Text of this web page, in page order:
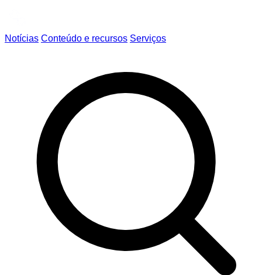
Notícias Conteúdo e recursos Serviços